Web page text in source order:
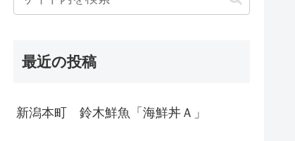
最近の投稿
新潟本町 鈴木鮮魚「海鮮丼Ａ」